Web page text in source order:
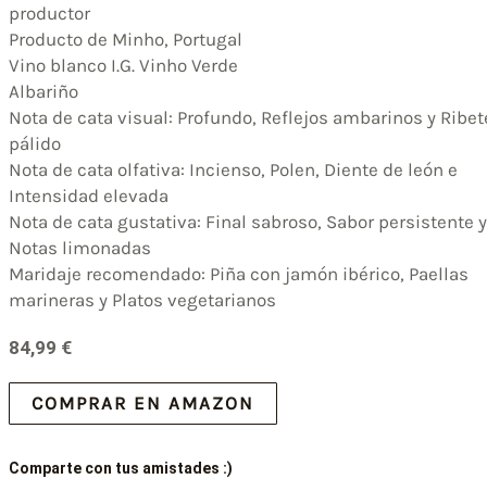
productor
Producto de Minho, Portugal
Vino blanco I.G. Vinho Verde
Albariño
Nota de cata visual: Profundo, Reflejos ambarinos y
pálido
Nota de cata olfativa: Incienso, Polen, Diente de león e
Intensidad elevada
Nota de cata gustativa: Final sabroso, Sabor persistente y
Notas limonadas
Maridaje recomendado: Piña con jamón ibérico, Paellas
marineras y Platos vegetarianos
84,99 €
COMPRAR EN AMAZON
Comparte con tus amistades :)